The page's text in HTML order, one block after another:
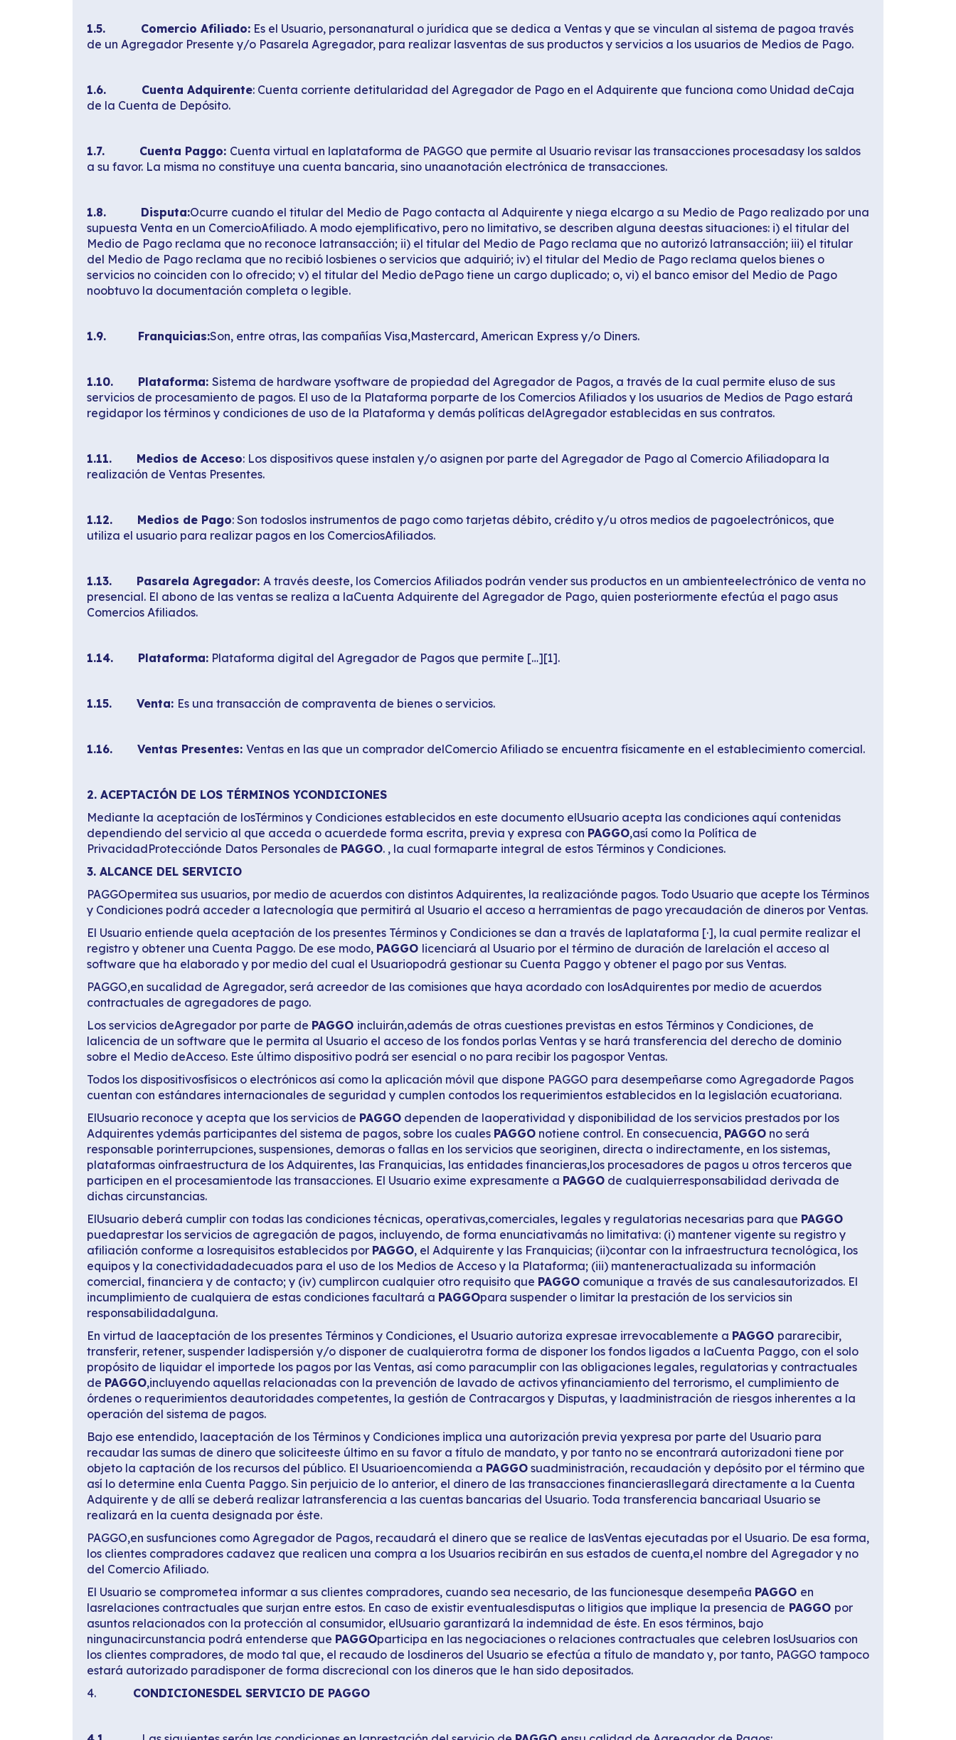
1.5. Comercio Afiliado: Es el Usuario, personanatural o jurídica que se dedica a Ventas y que se vinculan al sistema de pagoa través
de un Agregador Presente y/o Pasarela Agregador, para realizar lasventas de sus productos y servicios a los usuarios de Medios de Pago.
1.6. Cuenta Adquirente: Cuenta corriente detitularidad del Agregador de Pago en el Adquirente que funciona como Unidad deCaja
de la Cuenta de Depósito.
1.7. Cuenta Paggo: Cuenta virtual en laplataforma de PAGGO que permite al Usuario revisar las transacciones procesadasy los saldos
a su favor. La misma no constituye una cuenta bancaria, sino unaanotación electrónica de transacciones.
1.8. Disputa:Ocurre cuando el titular del Medio de Pago contacta al Adquirente y niega elcargo a su Medio de Pago realizado por una
supuesta Venta en un ComercioAfiliado. A modo ejemplificativo, pero no limitativo, se describen alguna deestas situaciones: i) el titular del
Medio de Pago reclama que no reconoce latransacción; ii) el titular del Medio de Pago reclama que no autorizó latransacción; iii) el titular
del Medio de Pago reclama que no recibió losbienes o servicios que adquirió; iv) el titular del Medio de Pago reclama quelos bienes o
servicios no coinciden con lo ofrecido; v) el titular del Medio dePago tiene un cargo duplicado; o, vi) el banco emisor del Medio de Pago
noobtuvo la documentación completa o legible.
1.9. Franquicias:Son, entre otras, las compañías Visa,Mastercard, American Express y/o Diners.
1.10. Plataforma: Sistema de hardware ysoftware de propiedad del Agregador de Pagos, a través de la cual permite eluso de sus
servicios de procesamiento de pagos. El uso de la Plataforma porparte de los Comercios Afiliados y los usuarios de Medios de Pago estará
regidapor los términos y condiciones de uso de la Plataforma y demás políticas delAgregador establecidas en sus contratos.
1.11. Medios de Acceso: Los dispositivos quese instalen y/o asignen por parte del Agregador de Pago al Comercio Afiliadopara la
realización de Ventas Presentes.
1.12. Medios de Pago: Son todoslos instrumentos de pago como tarjetas débito, crédito y/u otros medios de pagoelectrónicos, que
utiliza el usuario para realizar pagos en los ComerciosAfiliados.
1.13. Pasarela Agregador: A través deeste, los Comercios Afiliados podrán vender sus productos en un ambienteelectrónico de venta no
presencial. El abono de las ventas se realiza a laCuenta Adquirente del Agregador de Pago, quien posteriormente efectúa el pago asus
Comercios Afiliados.
1.14. Plataforma: Plataforma digital del Agregador de Pagos que permite […][1].
1.15. Venta: Es una transacción de compraventa de bienes o servicios.
1.16. Ventas Presentes: Ventas en las que un comprador delComercio Afiliado se encuentra físicamente en el establecimiento comercial.
2. ACEPTACIÓN DE LOS TÉRMINOS YCONDICIONES
Mediante la aceptación de losTérminos y Condiciones establecidos en este documento elUsuario acepta las condiciones aquí contenidas
dependiendo del servicio al que acceda o acuerdede forma escrita, previa y expresa con PAGGO,así como la Política de
PrivacidadProtecciónde Datos Personales de PAGGO. , la cual formaparte integral de estos Términos y Condiciones.
3. ALCANCE DEL SERVICIO
PAGGOpermitea sus usuarios, por medio de acuerdos con distintos Adquirentes, la realizaciónde pagos. Todo Usuario que acepte los Términos
y Condiciones podrá acceder a latecnología que permitirá al Usuario el acceso a herramientas de pago yrecaudación de dineros por Ventas.
El Usuario entiende quela aceptación de los presentes Términos y Condiciones se dan a través de laplataforma [·], la cual permite realizar el
registro y obtener una Cuenta Paggo. De ese modo, PAGGO licenciará al Usuario por el término de duración de larelación el acceso al
software que ha elaborado y por medio del cual el Usuariopodrá gestionar su Cuenta Paggo y obtener el pago por sus Ventas.
PAGGO,en sucalidad de Agregador, será acreedor de las comisiones que haya acordado con losAdquirentes por medio de acuerdos
contractuales de agregadores de pago.
Los servicios deAgregador por parte de PAGGO incluirán,además de otras cuestiones previstas en estos Términos y Condiciones, de
lalicencia de un software que le permita al Usuario el acceso de los fondos porlas Ventas y se hará transferencia del derecho de dominio
sobre el Medio deAcceso. Este último dispositivo podrá ser esencial o no para recibir los pagospor Ventas.
Todos los dispositivosfísicos o electrónicos así como la aplicación móvil que dispone PAGGO para desempeñarse como Agregadorde Pagos
cuentan con estándares internacionales de seguridad y cumplen contodos los requerimientos establecidos en la legislación ecuatoriana.
ElUsuario reconoce y acepta que los servicios de PAGGO dependen de laoperatividad y disponibilidad de los servicios prestados por los
Adquirentes ydemás participantes del sistema de pagos, sobre los cuales PAGGO notiene control. En consecuencia, PAGGO no será
responsable porinterrupciones, suspensiones, demoras o fallas en los servicios que seoriginen, directa o indirectamente, en los sistemas,
plataformas oinfraestructura de los Adquirentes, las Franquicias, las entidades financieras,los procesadores de pagos u otros terceros que
participen en el procesamientode las transacciones. El Usuario exime expresamente a PAGGO de cualquierresponsabilidad derivada de
dichas circunstancias.
ElUsuario deberá cumplir con todas las condiciones técnicas, operativas,comerciales, legales y regulatorias necesarias para que PAGGO
puedaprestar los servicios de agregación de pagos, incluyendo, de forma enunciativamás no limitativa: (i) mantener vigente su registro y
afiliación conforme a losrequisitos establecidos por PAGGO, el Adquirente y las Franquicias; (ii)contar con la infraestructura tecnológica, los
equipos y la conectividadadecuados para el uso de los Medios de Acceso y la Plataforma; (iii) manteneractualizada su información
comercial, financiera y de contacto; y (iv) cumplircon cualquier otro requisito que PAGGO comunique a través de sus canalesautorizados. El
incumplimiento de cualquiera de estas condiciones facultará a PAGGOpara suspender o limitar la prestación de los servicios sin
responsabilidadalguna.
En virtud de laaceptación de los presentes Términos y Condiciones, el Usuario autoriza expresae irrevocablemente a PAGGO pararecibir,
transferir, retener, suspender ladispersión y/o disponer de cualquierotra forma de disponer los fondos ligados a laCuenta Paggo, con el solo
propósito de liquidar el importede los pagos por las Ventas, así como paracumplir con las obligaciones legales, regulatorias y contractuales
de PAGGO,incluyendo aquellas relacionadas con la prevención de lavado de activos yfinanciamiento del terrorismo, el cumplimiento de
órdenes o requerimientos deautoridades competentes, la gestión de Contracargos y Disputas, y laadministración de riesgos inherentes a la
operación del sistema de pagos.
Bajo ese entendido, laaceptación de los Términos y Condiciones implica una autorización previa yexpresa por parte del Usuario para
recaudar las sumas de dinero que soliciteeste último en su favor a título de mandato, y por tanto no se encontrará autorizadoni tiene por
objeto la captación de los recursos del público. El Usuarioencomienda a PAGGO suadministración, recaudación y depósito por el término que
así lo determine enla Cuenta Paggo. Sin perjuicio de lo anterior, el dinero de las transacciones financierasllegará directamente a la Cuenta
Adquirente y de allí se deberá realizar latransferencia a las cuentas bancarias del Usuario. Toda transferencia bancariaal Usuario se
realizará en la cuenta designada por éste.
PAGGO,en susfunciones como Agregador de Pagos, recaudará el dinero que se realice de lasVentas ejecutadas por el Usuario. De esa forma,
los clientes compradores cadavez que realicen una compra a los Usuarios recibirán en sus estados de cuenta,el nombre del Agregador y no
del Comercio Afiliado.
El Usuario se comprometea informar a sus clientes compradores, cuando sea necesario, de las funcionesque desempeña PAGGO en
lasrelaciones contractuales que surjan entre estos. En caso de existir eventualesdisputas o litigios que implique la presencia de PAGGO por
asuntos relacionados con la protección al consumidor, elUsuario garantizará la indemnidad de éste. En esos términos, bajo
ningunacircunstancia podrá entenderse que PAGGOparticipa en las negociaciones o relaciones contractuales que celebren losUsuarios con
los clientes compradores, de modo tal que, el recaudo de losdineros del Usuario se efectúa a título de mandato y, por tanto, PAGGO tampoco
estará autorizado paradisponer de forma discrecional con los dineros que le han sido depositados.
4. CONDICIONESDEL SERVICIO DE PAGGO